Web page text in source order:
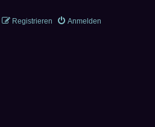
Anmelden
Registrieren